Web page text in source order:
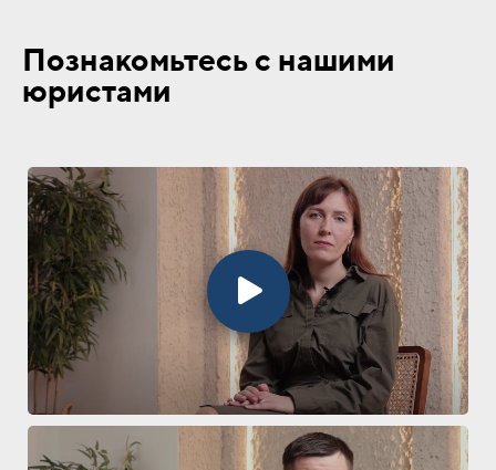
Познакомьтесь с нашими
юристами